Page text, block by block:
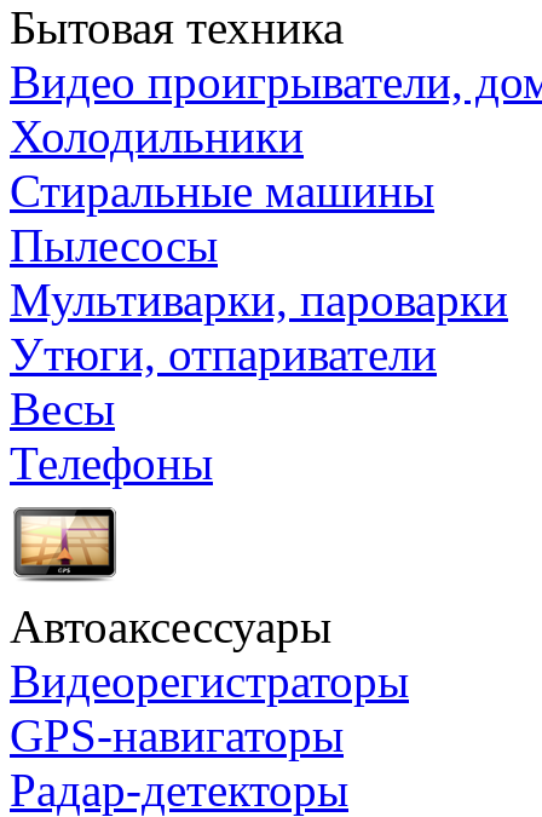
Бытовая техника
Видео проигрыватели,
Холодильники
Стиральные машины
Пылесосы
Мультиварки, пароварки
Утюги, отпариватели
Весы
Телефоны
Автоаксессуары
Видеорегистраторы
GPS-навигаторы
Радар-детекторы